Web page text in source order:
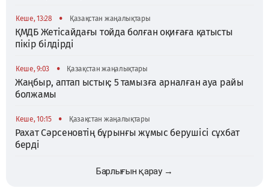
Кеше, 13:28 • Қазақстан жаңалықтары
ҚМДБ Жетісайдағы тойда болған оқиғаға қатысты
пікір білдірді
Кеше, 9:03 • Қазақстан жаңалықтары
Жаңбыр, аптап ыстық: 5 тамызға арналған ауа райы
болжамы
Кеше, 10:15 • Қазақстан жаңалықтары
Рахат Сәрсеновтің бұрынғы жұмыс берушісі сұхбат
берді
Барлығын қарау →